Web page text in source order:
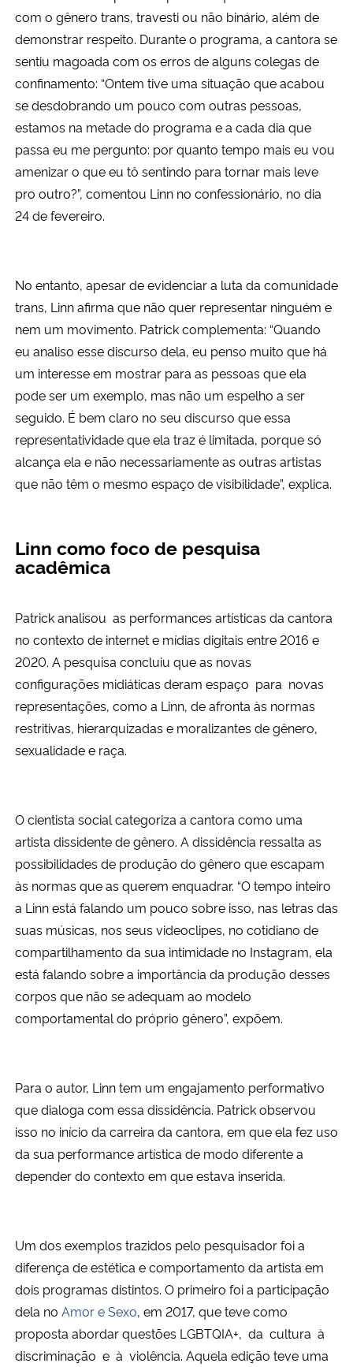
com o gênero trans, travesti ou não binário, além de
demonstrar respeito. Durante o programa, a cantora se
sentiu magoada com os erros de alguns colegas de
confinamento: “Ontem tive uma situação que acabou
se desdobrando um pouco com outras pessoas,
estamos na metade do programa e a cada dia que
passa eu me pergunto: por quanto tempo mais eu vou
amenizar o que eu tô sentindo para tornar mais leve
pro outro?”, comentou Linn no confessionário, no dia
24 de fevereiro.
No entanto, apesar de evidenciar a luta da comunidade
trans, Linn afirma que não quer representar ninguém e
nem um movimento. Patrick complementa: “Quando
eu analiso esse discurso dela, eu penso muito que há
um interesse em mostrar para as pessoas que ela
pode ser um exemplo, mas não um espelho a ser
seguido. É bem claro no seu discurso que essa
representatividade que ela traz é limitada, porque só
alcança ela e não necessariamente as outras artistas
que não têm o mesmo espaço de visibilidade”, explica.
Linn como foco de pesquisa
acadêmica
Patrick analisou as performances artísticas da cantora
no contexto de internet e mídias digitais entre 2016 e
2020. A pesquisa concluiu que as novas
configurações midiáticas deram espaço para novas
representações, como a Linn, de afronta às normas
restritivas, hierarquizadas e moralizantes de gênero,
sexualidade e raça.
O cientista social categoriza a cantora como uma
artista dissidente de gênero. A dissidência ressalta as
possibilidades de produção do gênero que escapam
às normas que as querem enquadrar. “O tempo inteiro
a Linn está falando um pouco sobre isso, nas letras das
suas músicas, nos seus videoclipes, no cotidiano de
compartilhamento da sua intimidade no Instagram, ela
está falando sobre a importância da produção desses
corpos que não se adequam ao modelo
comportamental do próprio gênero”, expõem.
Para o autor, Linn tem um engajamento performativo
que dialoga com essa dissidência. Patrick observou
isso no início da carreira da cantora, em que ela fez uso
da sua performance artística de modo diferente a
depender do contexto em que estava inserida.
Um dos exemplos trazidos pelo pesquisador foi a
diferença de estética e comportamento da artista em
dois programas distintos. O primeiro foi a participação
dela no Amor e Sexo, em 2017, que teve como
proposta abordar questões LGBTQIA+, da cultura à
discriminação e à violência. Aquela edição teve uma